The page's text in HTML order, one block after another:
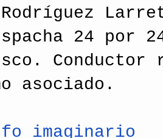
Rodríguez
24 por
asociado.
imaginario